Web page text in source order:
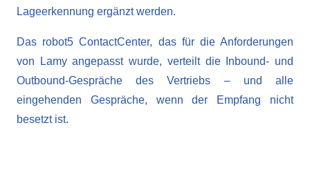
Lageerkennung ergänzt werden.
Das robot5 ContactCenter, das für die Anforderungen
von Lamy angepasst wurde, verteilt die Inbound- und
Outbound-Gespräche des Vertriebs – und alle
eingehenden Gespräche, wenn der Empfang nicht
besetzt ist.